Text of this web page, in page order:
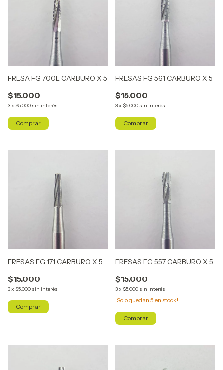
FRESA FG 700L CARBURO X 5
$15.000
3x $5.000 sin interés
FRESAS FG 561 CARBURO X 5
$15.000
3x $5.000 sin interés
FRESAS FG 171 CARBURO X 5
$15.000
3x $5.000 sin interés
FRESAS FG 557 CARBURO X 5
$15.000
3x $5.000 sin interés
¡Solo quedan 5 en stock!